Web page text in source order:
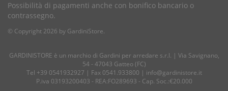
Possibilità di pagamenti anche con bonifico bancario o
contrassegno.
© Copyright 2026 by GardiniStore.
GARDINISTORE è un marchio di Gardini per arredare s.r.l. | Via Savignano,
54 - 47043 Gatteo (FC)
Tel +39 0541932927 | Fax 0541.933800 | info@gardinistore.it
P.iva 03193200403 - REA:FO289693 - Cap. Soc.:€20.000